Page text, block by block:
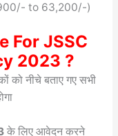
to 63,200/-)
For JSSC
2023 ?
को नीचे बताए गए सभी
के लिए आवेदन करने